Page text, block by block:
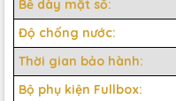
Bề dày mặt số:
Độ chống nước:
Thời gian bảo hành:
Bộ phụ kiện Fullbox: